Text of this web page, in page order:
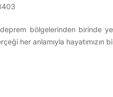
bölgelerinden birinde
her anlamıyla hayatımızın